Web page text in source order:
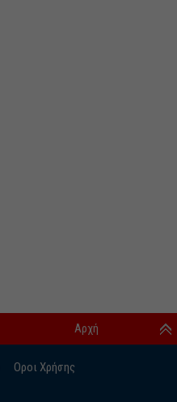
Οροι Χρήσης
Αρχή